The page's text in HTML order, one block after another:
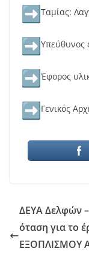
Ταμίας:
Υπεύθυνος
Έφορος
Γενικός
ΔΕΥΑ Δελφών
όταση για το
ΕΞΟΠΛΙΣΜΟΥ